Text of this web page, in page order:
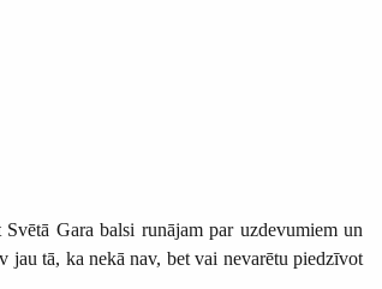
Gara balsi runājam par uzdevumiem un
tā, ka nekā nav, bet vai nevarētu piedzīvot